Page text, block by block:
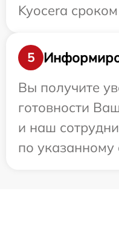
Kyocera
5
Вы получите
готовности
и наш
по указанному